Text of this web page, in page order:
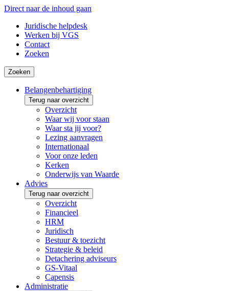
Direct naar de inhoud gaan
Juridische helpdesk
Werken bij VGS
Contact
Zoeken
Zoeken
Belangenbehartiging
Terug naar overzicht
Overzicht
Waar wij voor staan
Waar sta jij voor?
Lezing aanvragen
Internationaal
Voor onze leden
Kerken
Onderwijs van Waarde
Advies
Terug naar overzicht
Overzicht
Financieel
HRM
Juridisch
Bestuur & toezicht
Strategie & beleid
Detachering adviseurs
GS-Vitaal
Capensis
Administratie